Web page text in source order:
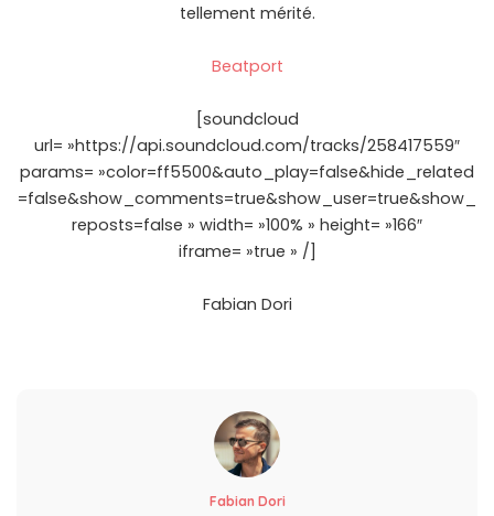
tellement mérité.
Beatport
[soundcloud
url= »https://api.soundcloud.com/tracks/258417559″
params= »color=ff5500&auto_play=false&hide_related
=false&show_comments=true&show_user=true&show_
reposts=false » width= »100% » height= »166″
iframe= »true » /]
Fabian Dori
Fabian Dori